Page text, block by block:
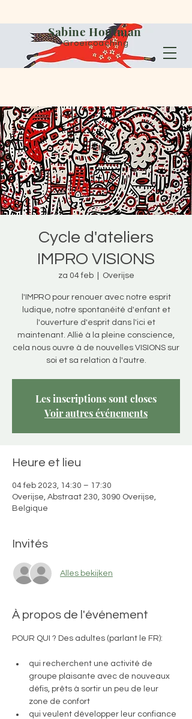
Sabine Houtman
Groeicoaching
Cycle d'ateliers
IMPRO VISIONS
za 04 feb
  |
Overijse
l'IMPRO pour renouer avec notre esprit
ludique, notre spontanéité d'enfant et
l'ouverture d'esprit dans l'ici et
maintenant. Allié à la pleine conscience,
cela nous ouvre à de nouvelles VISIONS sur
Les inscriptions sont closes
Voir autres événements
Heure et lieu
04 feb 2023, 14:30 – 17:30
Overijse, Abstraat 230, 3090 Overijse,
Belgique
Invités
Alles bekijken
À propos de l'événement
POUR QUI ? Des adultes (parlant le FR):
qui recherchent une activité de
groupe plaisante avec de nouveaux
défis, prêts à sortir un peu de leur
zone de confort
qui veulent développer leur confiance